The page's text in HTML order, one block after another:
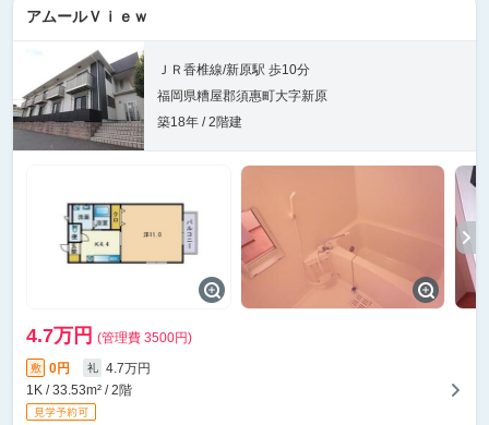
アムールＶｉｅｗ
ＪＲ香椎線/新原駅 歩10分
福岡県糟屋郡須惠町大字新原
築18年 / 2階建
4.7万円 (管理費 3500円)
敷 0円 礼
4.7万円
1K / 33.53m² / 2階